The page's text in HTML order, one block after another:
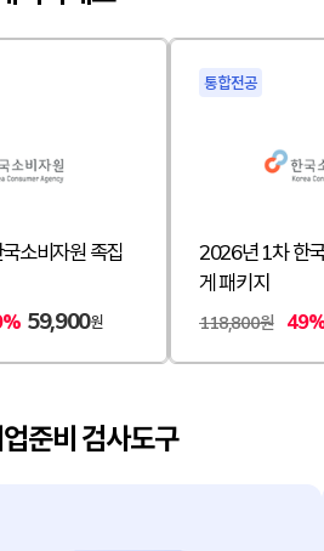
소비자원 족집
59,900원
통합전공
2026년 1차 한
게 패키지
118,800원
준비 검사도구